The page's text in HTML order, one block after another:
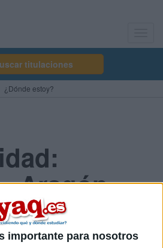
importante para nosotros
titulaciones
¿Dónde estoy?
Aragón